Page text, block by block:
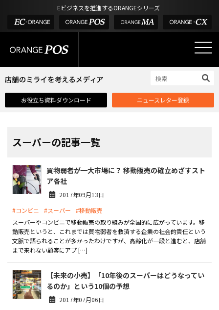
Eビジネスを推進するORANGEシリーズ
タッチパネル式カスタマーディスプレイ
インフラ環境・サポート
酒販・ワイン
サロン
DX推進支援
導入・補助金
デジタル化・AI導入補助金
お役立ち記事
POS お役立ち情報
店舗のミライを考えるメディア
03-6432-0346
電話受付：平日 10:00~17:00
お役立ち資料ダウンロード ニュースレター登録
スーパーの記事一覧
買物弱者が一大市場に？ 移動販売の確立めざすスト
ア各社
2017年09月13日
#コンビニ
#スーパー
#移動販売
スーパーやコンビニで移動販売の取り組みが全国的に広がっています。移
動販売というと、これまでは買物弱者を救済する企業の社会的責任という
文脈で語られることが多かったわけですが、高齢化が一段と進むと、店舗
まで来れない顧客にアプ […]
【未来の小売】「10年後のスーパーはどうなってい
るのか」という10個の予想
2017年07月06日